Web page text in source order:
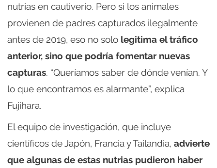
nutrias en cautiverio. Pero si los animales
provienen de padres capturados ilegalmente
antes de 2019, eso no solo legitima el tráfico
anterior, sino que podría fomentar nuevas
capturas. “Queríamos saber de dónde venían. Y
lo que encontramos es alarmante”, explica
Fujihara.
El equipo de investigación, que incluye
científicos de Japón, Francia y Tailandia, advierte
que algunas de estas nutrias pudieron haber